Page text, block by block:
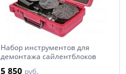
Набор инструментов для
демонтажа сайлентблоков
5 850 руб.